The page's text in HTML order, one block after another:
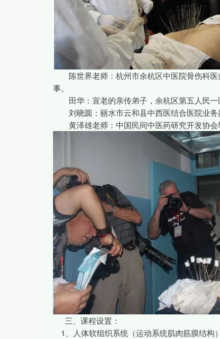
陈世界老师：杭州市余杭区中医院骨伤科医
事。
田华：宣老的亲传弟子，余杭区第五人民一
刘晓圆：丽水市云和县中西医结合医院业务
黄泽雄老师：中国民间中医药研究开发协会
三、课程设置：
1、人体软组织系统（运动系统肌肉筋膜结构